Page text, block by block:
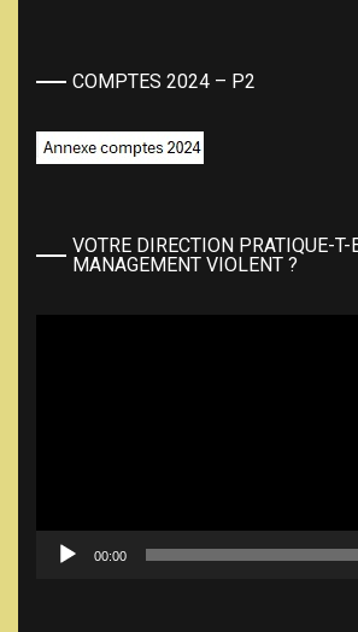
COMPTES 2024 – P2
VOTRE DIRECTION PRATIQUE-T-
MANAGEMENT VIOLENT ?
00:00